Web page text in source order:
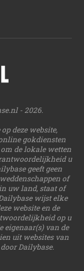
- 2026.
deze website,
gokdiensten
de lokale wetten
u
geeft geen
of
uw land, staat of
wijst elke
website en de
op u
eigenaar(s) van de
uit websites van
Dailybase.